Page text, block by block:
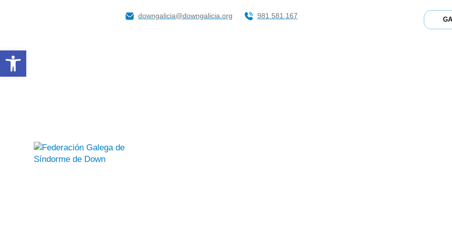
Abrir barra de ferramentas
downgalicia@downgalicia.org 981 581 167